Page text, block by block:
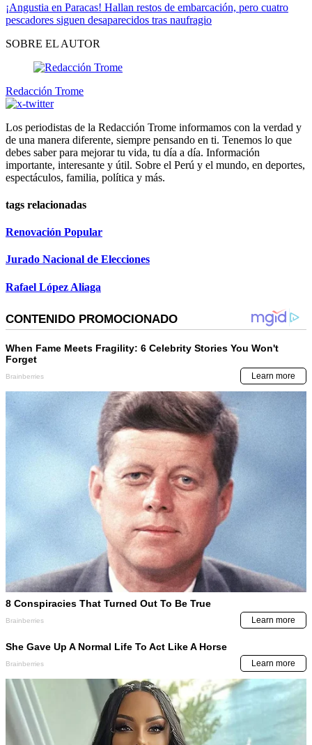
¡Angustia en Paracas! Hallan restos de embarcación, pero cuatro
pescadores siguen desaparecidos tras naufragio
SOBRE EL AUTOR
Redacción Trome
Los periodistas de la Redacción Trome informamos con la verdad y
de una manera diferente, siempre pensando en ti. Tenemos lo que
debes saber para mejorar tu vida, tu día a día. Información
importante, interesante y útil. Sobre el Perú y el mundo, en deportes,
espectáculos, familia, política y más.
tags relacionadas
Renovación Popular
Jurado Nacional de Elecciones
Rafael López Aliaga